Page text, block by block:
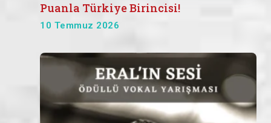
Puanla Türkiye Birincisi!
10 Temmuz 2026